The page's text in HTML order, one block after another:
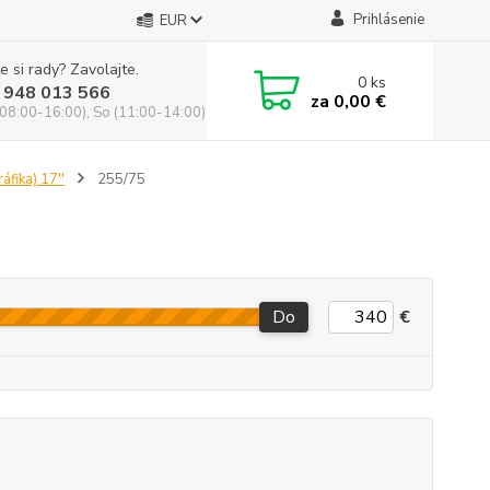
EUR Prihlásenie
si rady? Zavolajte.
013 566
16:00), So (11:00-14:00)
0ks
za 0,00 €
17'' 255/75
Do €